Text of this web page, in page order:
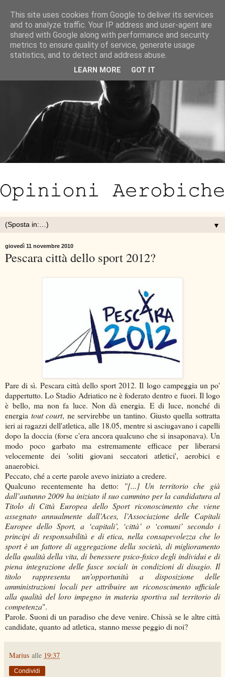
▼
giovedì 11 novembre 2010
Pescara città dello sport 2012?
Pare di sì. Pescara città dello sport 2012. Il logo campeggia un po'
dappertutto. Lo Stadio Adriatico ne è foderato dentro e fuori. Il logo
è bello, ma non fa luce. Non dà energia. E di luce, nonché di
energia tout court, ne servirebbe un tantino. Giusto quella sottratta
ieri ai ragazzi dell'atletica, alle 18.05, mentre si asciugavano i capelli
dopo la doccia (forse c'era ancora qualcuno che si insaponava). Un
modo poco garbato ma estremamente efficace per liberarsi
velocemente dei 'soliti giovani seccatori atletici', aerobici e
anaerobici.
Peccato, ché a certe parole avevo iniziato a credere.
Qualcuno recentemente ha detto:
"[...] Un territorio che già
dall’autunno 2009 ha iniziato il suo cammino per la candidatura al
Titolo di Città Europea dello Sport riconoscimento che viene
assegnato annualmente dall’Aces, l’Associazione delle Capitali
Europee dello Sport, a ‘capitali’, ‘città’ o ‘comuni’ secondo i
principi di responsabilità e di etica, nella consapevolezza che lo
sport è un fattore di aggregazione della società, di miglioramento
della qualità della vita, di benessere psico-fisico degli individui e di
piena integrazione delle fasce sociali in condizioni di disagio. Il
titolo rappresenta un’opportunità a disposizione delle
amministrazioni locali per attribuire un riconoscimento ufficiale
alla qualità del loro impegno in materia sportiva sul territorio di
competenza".
Parole. Suoni di un paradiso che deve venire. Chissà se le altre città
candidate, quanto ad atletica, stanno messe peggio di noi?
Marius alle 19:37
Condividi
This site uses cookies from Google to deliver its services
and to analyze traffic. Your IP address and user-agent are
shared with Google along with performance and security
metrics to ensure quality of service, generate usage
statistics, and to detect and address abuse.
LEARN MORE GOT IT